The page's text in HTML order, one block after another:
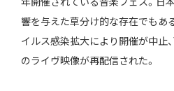
響を与えた草分け的な存在でもあ
イルス感染拡大により開催が中止
のライヴ映像が再配信された。